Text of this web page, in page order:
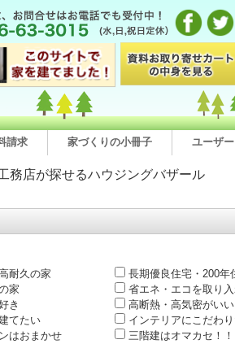
請求 家づくりの小冊子 ユーザ
務店が探せるハウジングバザール
耐久の家
長期優良住宅・200年
家
省エネ・エコを取り
き
高断熱・高気密がいい
てたい
インテリアにこだわ
はおまかせ
三階建はオマカセ！！